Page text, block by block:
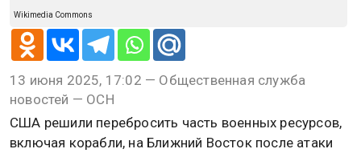
Wikimedia Commons
13 июня 2025, 17:02 — Общественная служба
новостей — ОСН
США решили перебросить часть военных ресурсов,
включая корабли, на Ближний Восток после атаки